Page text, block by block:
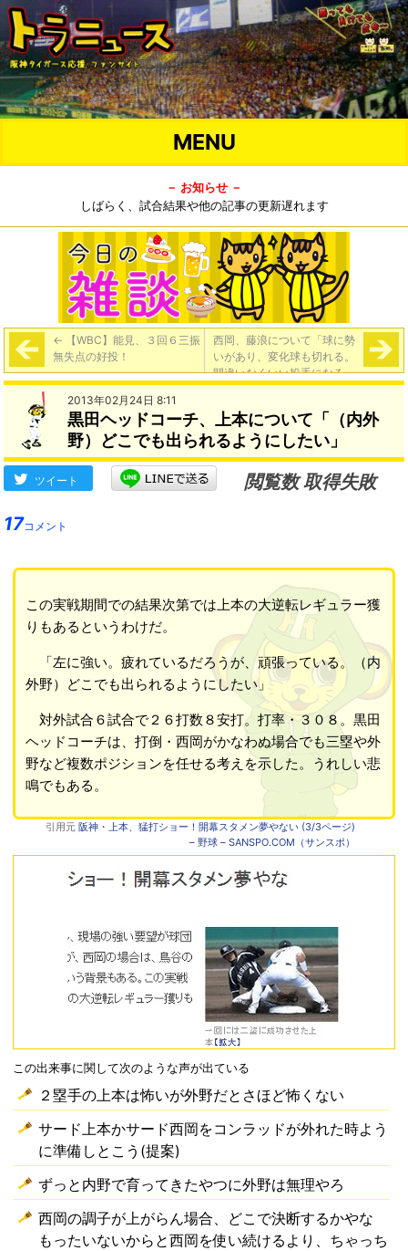
MENU
－ お知らせ －
しばらく、試合結果や他の記事の更新遅れます
← 【WBC】能見、３回６三振
無失点の好投！
西岡、藤浪について「球に勢
いがあり、変化球も切れる。
間違いなくいい投手になる」
→
2013年02月24日 8:11
黒田ヘッドコーチ、上本について「（内外
野）どこでも出られるようにしたい」
ツイート
閲覧数 取得失敗
17コメント
この実戦期間での結果次第では上本の大逆転レギュラー獲
りもあるというわけだ。
「左に強い。疲れているだろうが、頑張っている。（内
外野）どこでも出られるようにしたい」
対外試合６試合で２６打数８安打。打率・３０８。黒田
ヘッドコーチは、打倒・西岡がかなわぬ場合でも三塁や外
野など複数ポジションを任せる考えを示した。うれしい悲
鳴でもある。
引用元 阪神・上本、猛打ショー！開幕スタメン夢やない (3/3ページ)
– 野球 – SANSPO.COM（サンスポ）
この出来事に関して次のような声が出ている
２塁手の上本は怖いが外野だとさほど怖くない
サード上本かサード西岡をコンラッドが外れた時よう
に準備しとこう(提案)
ずっと内野で育ってきたやつに外野は無理やろ
西岡の調子が上がらん場合、どこで決断するかやな
もったいないからと西岡を使い続けるより、ちゃっち